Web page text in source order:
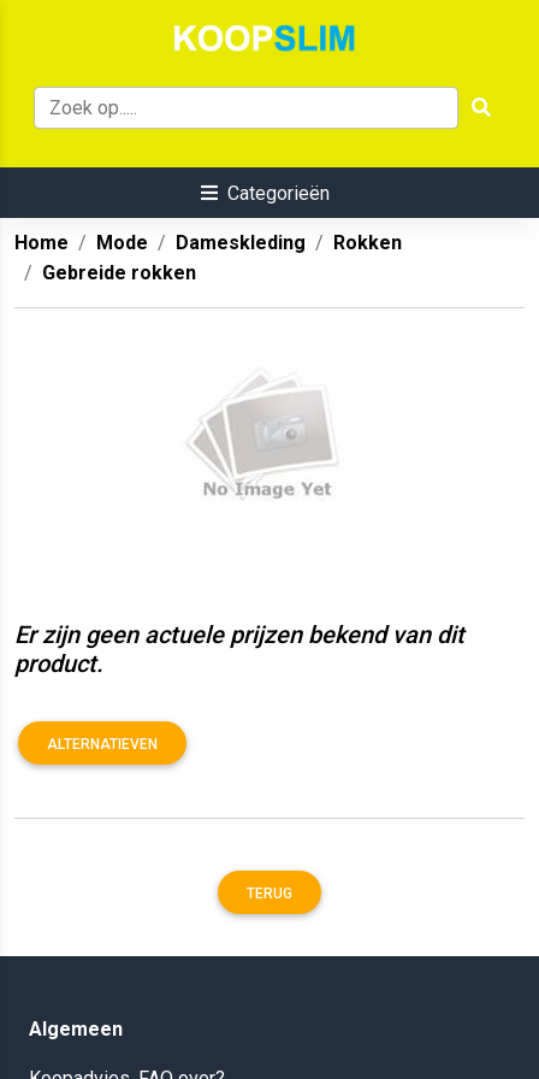
Categorieën
Home Mode Dameskleding
Rokken
Gebreide rokken
Er zijn geen actuele prijzen bekend van dit
product.
ALTERNATIEVEN
TERUG
Algemeen